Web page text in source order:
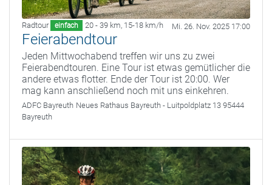
Radtour einfach 20 - 39 km, 15-18 km/h Mi. 26. Nov. 2025 17:00
Feierabendtour
Jeden Mittwochabend treffen wir uns zu zwei
Feierabendtouren. Eine Tour ist etwas gemütlicher die
andere etwas flotter. Ende der Tour ist 20:00. Wer
mag kann anschließend noch mit uns einkehren.
ADFC Bayreuth Neues Rathaus Bayreuth - Luitpoldplatz 13 95444
Bayreuth